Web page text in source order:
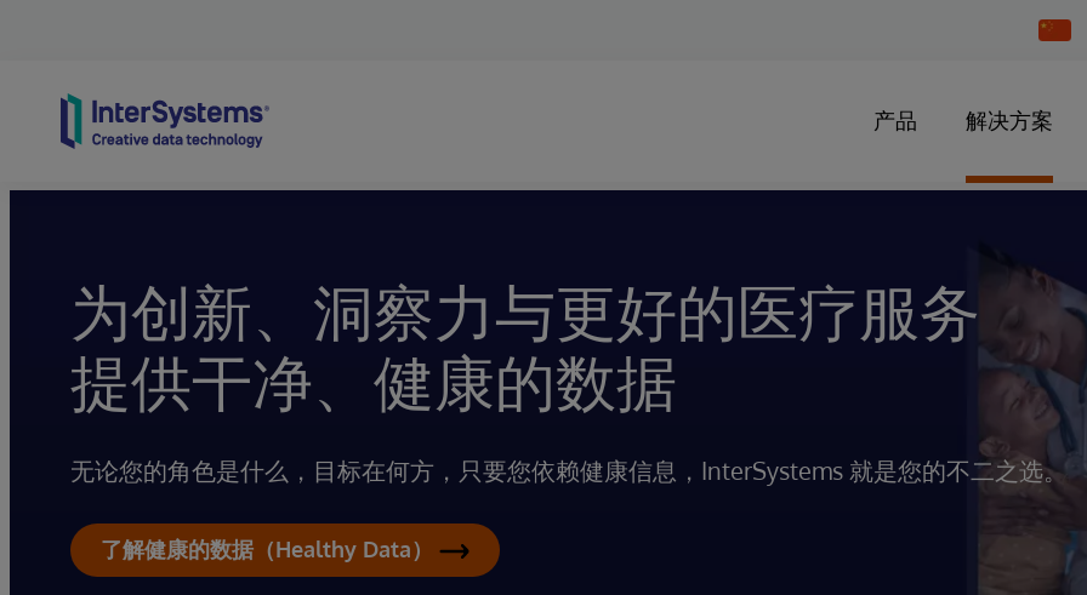
产品 解决方案
为创新、洞察力与更好的医疗服务
提供干净、健康的数据
无论您的角色是什么，目标在何方，只要您依赖健康信息，InterSystems 就是您的不二之选。
了解健康的数据（Healthy Data）